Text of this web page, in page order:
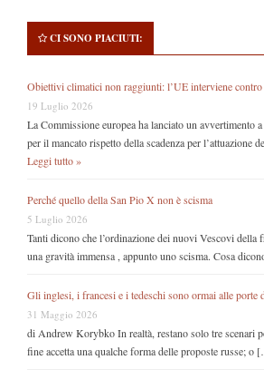
CI SONO PIACIUTI:
Obiettivi climatici non raggiunti: l’UE interviene
19 Luglio 2026
La Commissione europea ha lanciato un avvertimento
per il mancato rispetto della scadenza per l’attuazione
Leggi tutto »
Perché quello della San Pio X non è scisma
5 Luglio 2026
Tanti dicono che l’ordinazione dei nuovi Vescovi della
una gravità immensa , appunto uno scisma. Cosa
Gli inglesi, i francesi e i tedeschi sono ormai alle porte
31 Maggio 2026
di Andrew Korybko In realtà, restano solo tre scenari
fine accetta una qualche forma delle proposte russe; o